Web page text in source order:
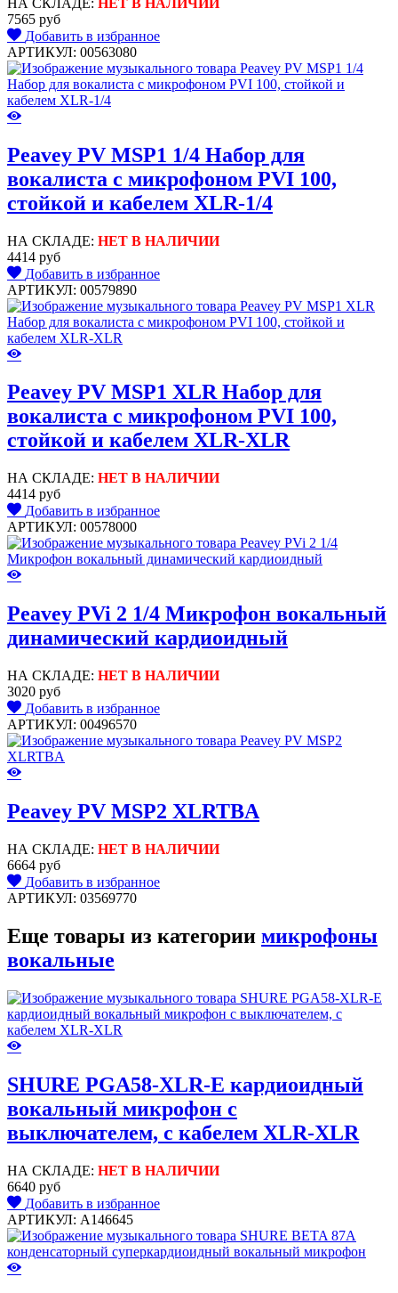
7565 руб
Добавить в избранное
АРТИКУЛ: 00563080
Peavey PV MSP1 1/4 Набор для
вокалиста с микрофоном PVI 100,
стойкой и кабелем XLR-1/4
НА СКЛАДЕ: НЕТ В НАЛИЧИИ
4414 руб
Добавить в избранное
АРТИКУЛ: 00579890
Peavey PV MSP1 XLR Набор для
вокалиста с микрофоном PVI 100,
стойкой и кабелем XLR-XLR
НА СКЛАДЕ: НЕТ В НАЛИЧИИ
4414 руб
Добавить в избранное
АРТИКУЛ: 00578000
Peavey PVi 2 1/4 Микрофон вокальный
динамический кардиоидный
НА СКЛАДЕ: НЕТ В НАЛИЧИИ
3020 руб
Добавить в избранное
АРТИКУЛ: 00496570
Peavey PV MSP2 XLRTBA
НА СКЛАДЕ: НЕТ В НАЛИЧИИ
6664 руб
Добавить в избранное
АРТИКУЛ: 03569770
Еще товары из категории микрофоны
вокальные
SHURE PGA58-XLR-E кардиоидный
вокальный микрофон c
выключателем, с кабелем XLR-XLR
НА СКЛАДЕ: НЕТ В НАЛИЧИИ
6640 руб
Добавить в избранное
АРТИКУЛ: A146645